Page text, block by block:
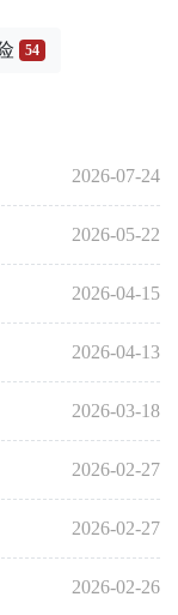
54
2026-07-24
2026-05-22
2026-04-15
2026-04-13
2026-03-18
2026-02-27
2026-02-27
2026-02-26